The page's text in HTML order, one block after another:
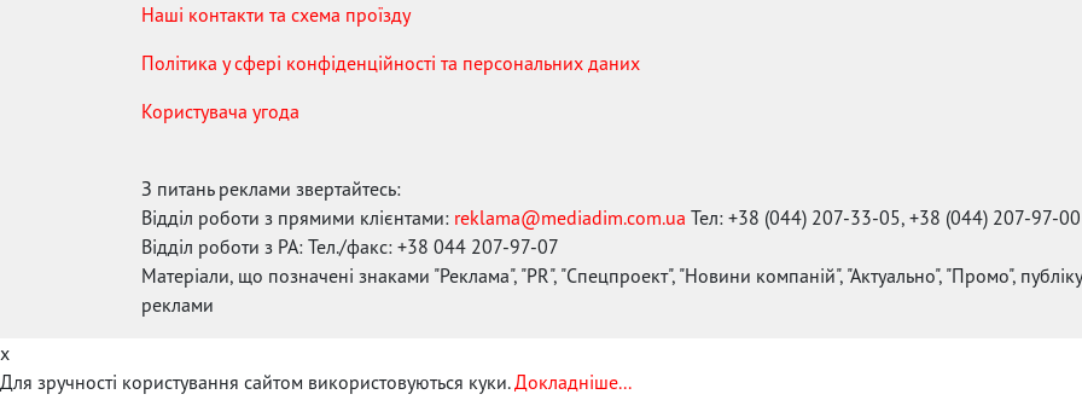
Наші контакти та схема проїзду
Політика у сфері конфіденційності та персональних даних
Користувача угода
З питань реклами звертайтесь:
Відділ роботи з прямими клієнтами: reklama@mediadim.com.ua Тел: +38 (044) 207-33-05, +38 (044) 207-97-00
Відділ роботи з РА: Тел./факс: +38 044 207-97-07
Матеріали, що позначені знаками "Реклама", "PR", "Спецпроект", "Новини компаній", "Актуально", "Промо",
реклами
x
Для зручності користування сайтом використовуються куки.Докладніше...